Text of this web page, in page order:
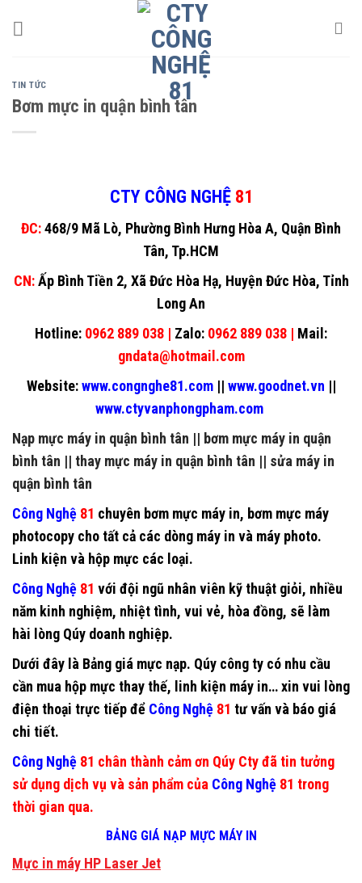
TIN TỨC
Bơm mực in quận bình tân
CTY CÔNG NGHỆ 81
ĐC:468/9 Mã Lò, Phường Bình Hưng Hòa A, Quận Bình
Tân, Tp.HCM
CN: Ấp Bình Tiền 2, Xã Đức Hòa Hạ, Huyện Đức Hòa, Tỉnh
Long An
Hotline: 0962 889 038 | Zalo: 0962 889 038 | Mail:
gndata@hotmail.com
Website:www.congnghe81.com || www.goodnet.vn ||
www.ctyvanphongpham.com
Nạp mực máy in quận bình tân || bơm mực máy in quận
bình tân || thay mực máy in quận bình tân || sửa máy in
quận bình tân
Công Nghệ 81 chuyên bơm mực máy in, bơm mực máy
photocopy cho tất cả các dòng máy in và máy photo.
Linh kiện và hộp mực các loại.
Công Nghệ 81 với đội ngũ nhân viên kỹ thuật giỏi, nhiều
năm kinh nghiệm, nhiệt tình, vui vẻ, hòa đồng, sẽ làm
hài lòng Qúy doanh nghiệp.
Dưới đây là Bảng giá mực nạp. Qúy công ty có nhu cầu
cần mua hộp mực thay thế, linh kiện máy in… xin vui lòng
điện thoại trực tiếp để Công Nghệ 81 tư vấn và báo giá
chi tiết.
Công Nghệ 81 chân thành cảm ơn Qúy Cty đã tin tưởng
sử dụng dịch vụ và sản phẩm của Công Nghệ 81 trong
thời gian qua.
BẢNG GIÁ NẠP MỰC MÁY IN
Mực in máy HP Laser Jet